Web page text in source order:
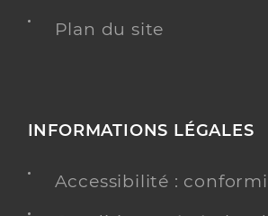
Plan du site
INFORMATIONS LÉGALES
Accessibilité :